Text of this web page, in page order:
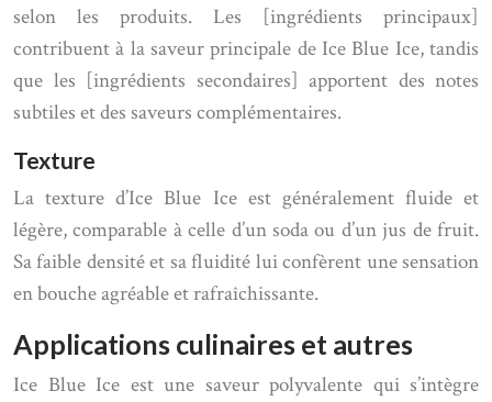
selon les produits. Les [ingrédients principaux]
contribuent à la saveur principale de Ice Blue Ice, tandis
que les [ingrédients secondaires] apportent des notes
subtiles et des saveurs complémentaires.
Texture
La texture d’Ice Blue Ice est généralement fluide et
légère, comparable à celle d’un soda ou d’un jus de fruit.
Sa faible densité et sa fluidité lui confèrent une sensation
en bouche agréable et rafraîchissante.
Applications culinaires et autres
Ice Blue Ice est une saveur polyvalente qui s’intègre